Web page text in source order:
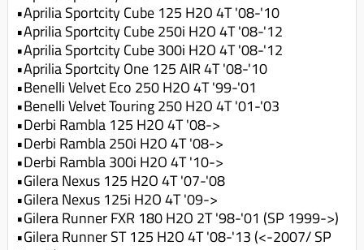
Zuigers
Origineel zuigers
Tomos opvoeren (kits)
Koppeling compleet
Koppeling trekveer
Ketting / tandwiel
Koeling (delen)
Overbrenging
•Aprilia Sportcity Cube 125 H2O 4T '08-'10
•Aprilia Sportcity Cube 250i H2O 4T '08-'12
•Aprilia Sportcity Cube 300i H2O 4T '08-'12
•Aprilia Sportcity One 125 AIR 4T '08-'10
•Benelli Velvet Eco 250 H2O 4T '99-'01
•Benelli Velvet Touring 250 H2O 4T '01-'03
•Derbi Rambla 125 H2O 4T '08->
•Derbi Rambla 250i H2O 4T '08->
•Derbi Rambla 300i H2O 4T '10->
•Gilera Nexus 125 H2O 4T '07-'08
•Gilera Nexus 125i H2O 4T '09->
•Gilera Runner FXR 180 H2O 2T '98-'01 (SP 1999->)
•Gilera Runner ST 125 H2O 4T '08-'13 (<-2007/ SP